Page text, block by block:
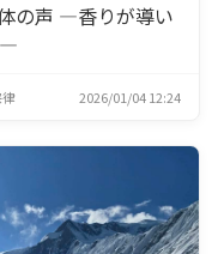
の声 ―香りが導い
―
2026/01/04 12:24